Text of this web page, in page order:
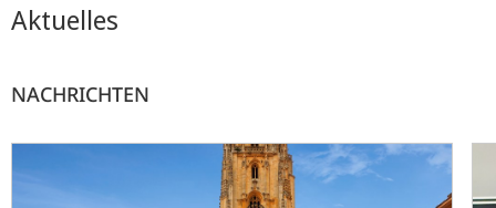
Aktuelles
NACHRICHTEN